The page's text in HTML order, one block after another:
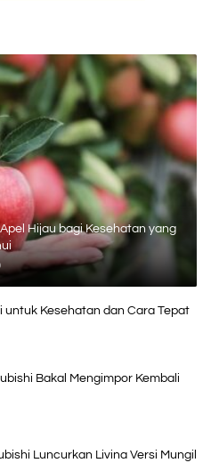
Hijau bagi Kesehatan yang
untuk Kesehatan dan Cara Tepat
Bakal Mengimpor Kembali
Luncurkan Livina Versi Mungil